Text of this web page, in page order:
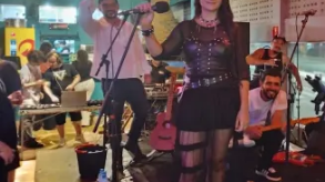
realidade brutal enfrentada por
ficção ao cotidiano das vítimas, a
perspectiva única e poderosa para
sensível.
“Logo de início, entendi que não
realista. Se o assunto era muito duro